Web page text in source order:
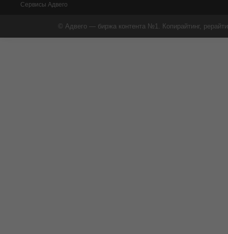
Сервисы Адвего
© Адвего — биржа контента №1. Копирайтинг,